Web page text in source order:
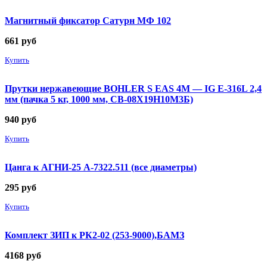
Магнитный фиксатор Сатурн МФ 102
661 руб
Купить
Прутки нержавеющие BOHLER S EAS 4M — IG E-316L 2,4
мм (пачка 5 кг, 1000 мм, СВ-08Х19Н10М3Б)
940 руб
Купить
Цанга к АГНИ-25 А-7322.511 (все диаметры)
295 руб
Купить
Комплект ЗИП к РК2-02 (253-9000),БАМЗ
4168 руб